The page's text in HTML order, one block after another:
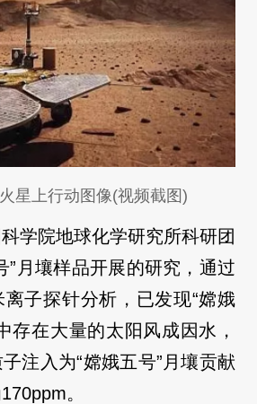
星上行动图像(视频截图)
学院地球化学研究所科研团
”月壤样品开展的研究，通过
子探针分析，已发现“嫦娥
存在大量的太阳风成因水，
注入为“嫦娥五号”月壤贡献
。